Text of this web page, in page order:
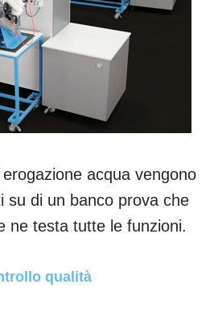
acqua vengono
su di un banco prova che
ne testa tutte le funzioni.
qualità